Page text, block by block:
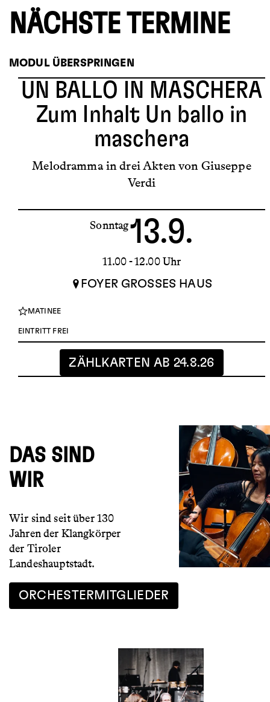
NÄCHSTE TERMINE
MODUL ÜBERSPRINGEN
UN BALLO IN MASCHERA
Zum Inhalt Un ballo in
maschera
Melodramma in drei Akten von Giuseppe
Verdi
Sonntag13.9.
11.00 - 12.00 Uhr
FOYER GROSSES HAUS
MATINEE
EINTRITT FREI
ZÄHLKARTEN AB 24.8.26
DAS SIND
WIR
Wir sind seit über 130
Jahren der Klangkörper
der Tiroler
Landeshauptstadt.
ORCHESTERMITGLIEDER